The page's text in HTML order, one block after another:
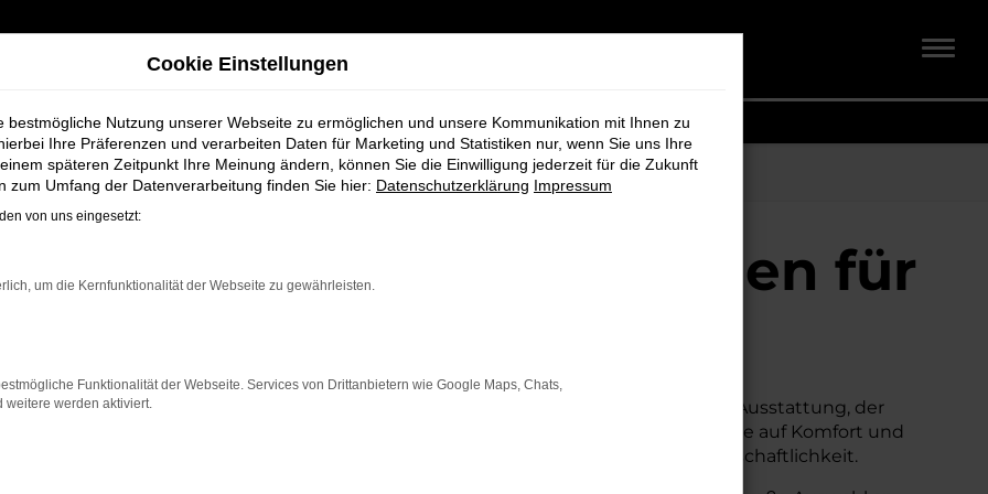
für Nordenham bei Schmidt + Koch
Leon Gebrauchtwagen für
+ Koch
die ein zuverlässiges und modernes Fahrzeug suchen.
Mit seiner erstklassigen Ausstattung, der
ist dieser Gebrauchtwagen eine kostengünstige Alternative zum Neuwagen, ohne auf Komfort und
für längere Fahrten, der Leon überzeugt durch Fahrkomfort, Sicherheit und Wirtschaftlichkeit.
Cookie Einstellungen
bestmögliche Nutzung unserer Webseite zu ermöglichen und unsere Kommunikation mit Ihnen zu
Ihre Präferenzen und verarbeiten Daten für Marketing und Statistiken nur, wenn Sie uns Ihre
späteren Zeitpunkt Ihre Meinung ändern, können Sie die Einwilligung jederzeit für die Zukunft
zum Umfang der Datenverarbeitung finden Sie hier: Datenschutzerklärung Impressum
von uns eingesetzt:
um die Kernfunktionalität der Webseite zu gewährleisten.
Funktionalität der Webseite. Services von Drittanbietern wie Google Maps, Chats,
weitere werden aktiviert.